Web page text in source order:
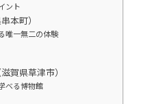
ント
本町）
唯一無二の体験
賀県草津市）
べる博物館